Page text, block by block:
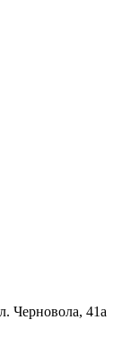
Черновола, 41а